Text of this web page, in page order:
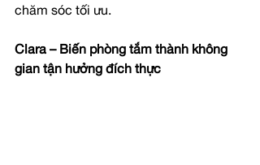
chăm sóc tối ưu.
Clara – Biến phòng tắm thành không
gian tận hưởng đích thực